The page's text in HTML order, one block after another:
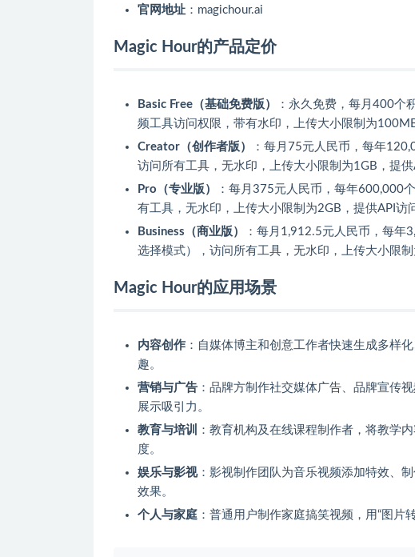
官网地址 ：magichour.ai
Magic Hour的产品定价
Basic Free（基础免费版）
：永久免费，每月400个
频工具访问权限，带有水印，上传大小限制为
Creator（创作者版）
：每月75元人民币，每年
访问所有工具，无水印，上传大小限制为1GB，提供
Pro（专业版）
：每月375元人民币，每年600,000
有工具，无水印，上传大小限制为2GB，提供API访
Business（商业版）
：每月1,912.5元人民币，每
选择模式），访问所有工具，无水印，上传大小限制
Magic Hour的应用场景
内容创作 ：自媒体博主和创意工作者快速生成多样
趣。
营销与广告 ：品牌方制作社交媒体广告、品牌宣传
展示吸引力。
教育与培训
：教育机构及在线课程制作者，将教学
度。
娱乐与影视：影视制作团队为音乐视频添加特效、
效果。
个人与家庭 ：普通用户制作家庭搞笑视频，用“图片